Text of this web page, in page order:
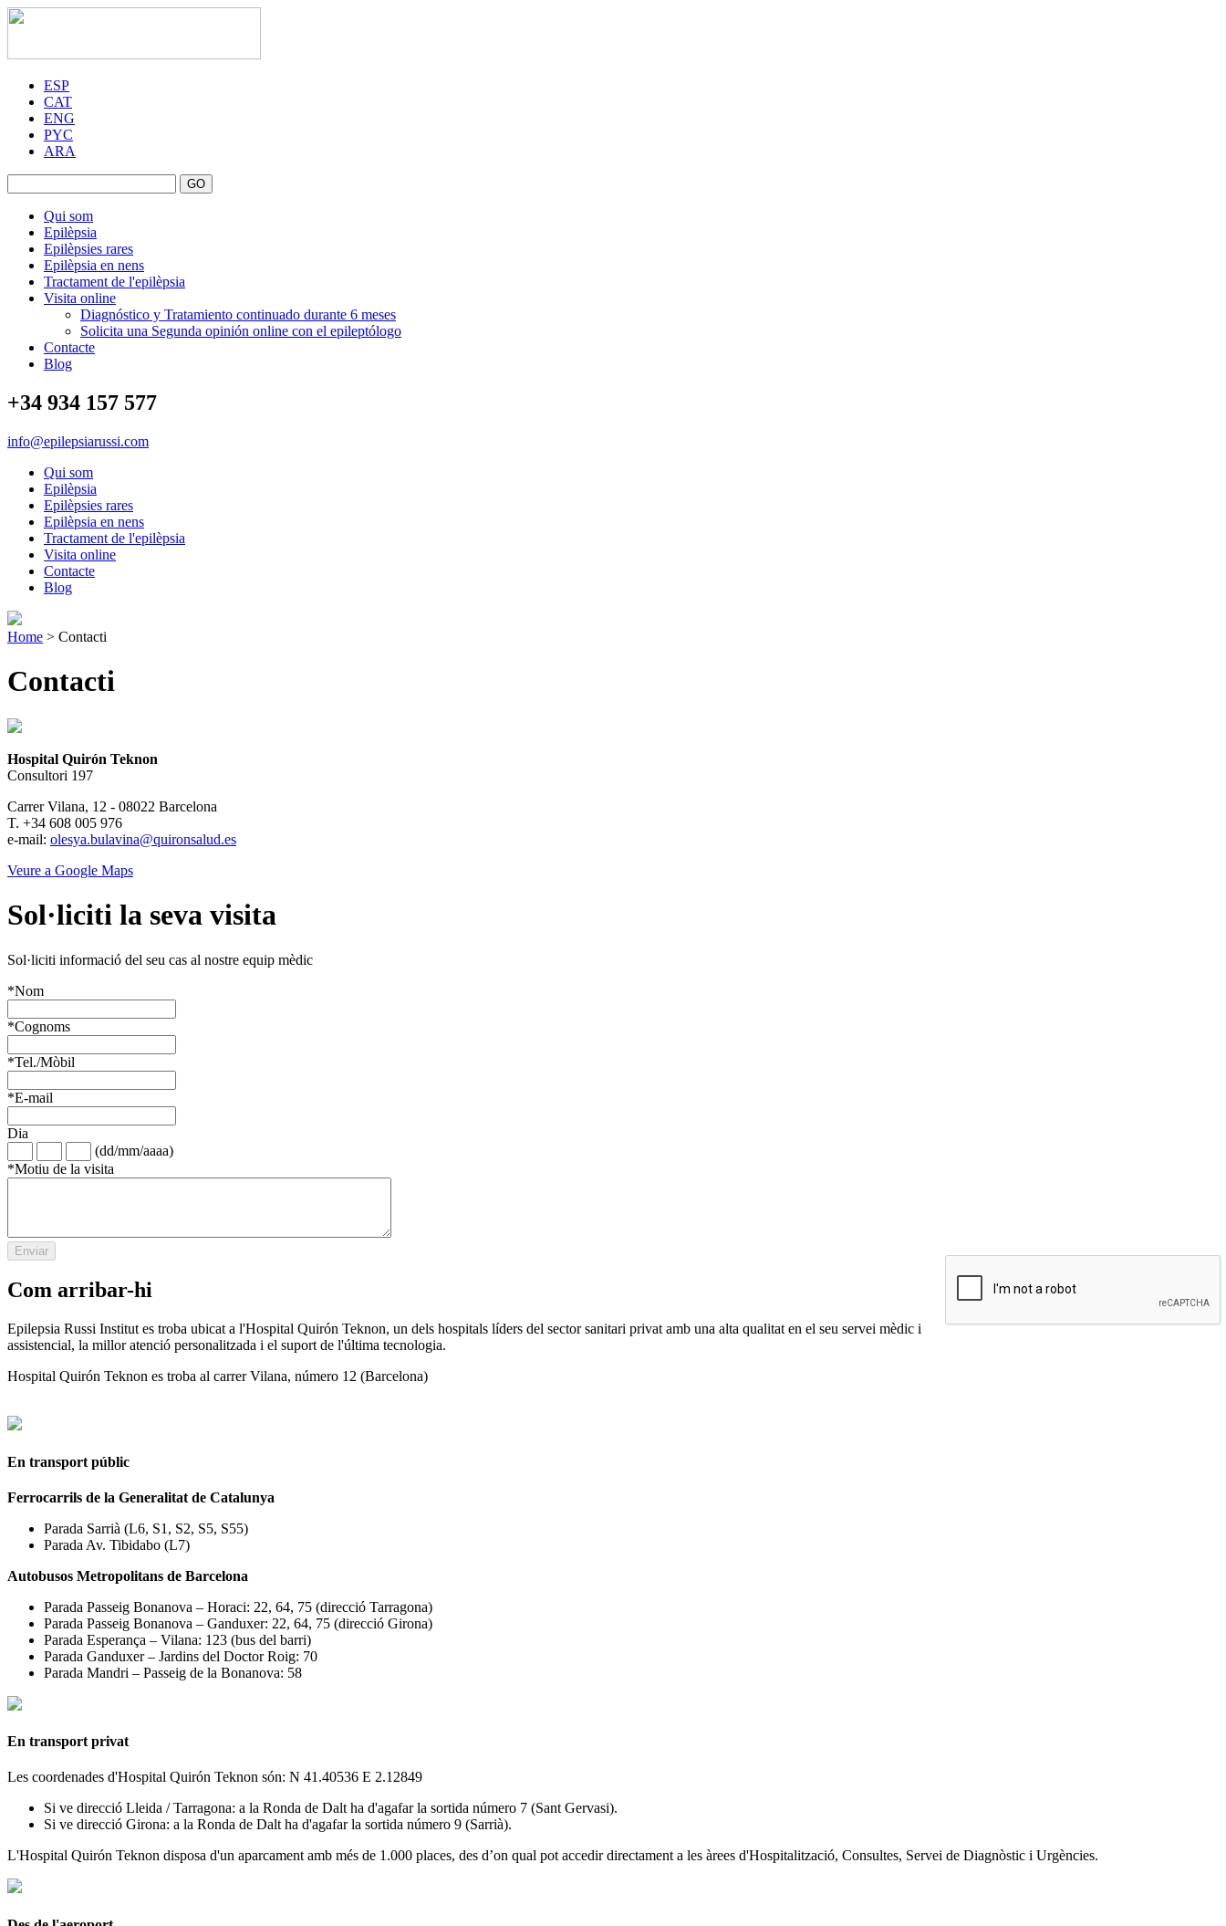
ESP
CAT
ENG
PYC
ARA
GO
Qui som
Epilèpsia
Epilèpsies rares
Epilèpsia en nens
Tractament de l'epilèpsia
Visita online
Diagnóstico y Tratamiento continuado durante 6 meses
Solicita una Segunda opinión online con el epileptólogo
Contacte
Blog
+34 934 157 577
info@epilepsiarussi.com
Qui som
Epilèpsia
Epilèpsies rares
Epilèpsia en nens
Tractament de l'epilèpsia
Visita online
Contacte
Blog
Home > Contacti
Contacti
Hospital Quirón Teknon
Consultori 197
Carrer Vilana, 12 - 08022 Barcelona
T. +34 608 005 976
e-mail: olesya.bulavina@quironsalud.es
Veure a Google Maps
Sol·liciti la seva visita
Sol·liciti informació del seu cas al nostre equip mèdic
*Nom
*Cognoms
*Tel./Mòbil
*E-mail
Dia
(dd/mm/aaaa)
*Motiu de la visita
Com arribar-hi
Epilepsia Russi Institut es troba ubicat a l'Hospital Quirón Teknon, un dels hospitals líders del sector sanitari privat amb una alta qualitat en el seu servei mèdic i
assistencial, la millor atenció personalitzada i el suport de l'última tecnologia.
Hospital Quirón Teknon es troba al carrer Vilana, número 12 (Barcelona)
En transport públic
Ferrocarrils de la Generalitat de Catalunya
Parada Sarrià (L6, S1, S2, S5, S55)
Parada Av. Tibidabo (L7)
Autobusos Metropolitans de Barcelona
Parada Passeig Bonanova – Horaci: 22, 64, 75 (direcció Tarragona)
Parada Passeig Bonanova – Ganduxer: 22, 64, 75 (direcció Girona)
Parada Esperança – Vilana: 123 (bus del barri)
Parada Ganduxer – Jardins del Doctor Roig: 70
Parada Mandri – Passeig de la Bonanova: 58
En transport privat
Les coordenades d'Hospital Quirón Teknon són: N 41.40536 E 2.12849
Si ve direcció Lleida / Tarragona: a la Ronda de Dalt ha d'agafar la sortida número 7 (Sant Gervasi).
Si ve direcció Girona: a la Ronda de Dalt ha d'agafar la sortida número 9 (Sarrià).
L'Hospital Quirón Teknon disposa d'un aparcament amb més de 1.000 places, des d’on qual pot accedir directament a les àrees d'Hospitalització, Consultes, Servei de Diagnòstic i Urgències.